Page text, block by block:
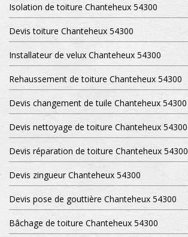
Isolation de toiture Chanteheux 54300
Devis toiture Chanteheux 54300
Installateur de velux Chanteheux 54300
Rehaussement de toiture Chanteheux 54300
Devis changement de tuile Chanteheux 54300
Devis nettoyage de toiture Chanteheux 54300
Devis réparation de toiture Chanteheux 54300
Devis zingueur Chanteheux 54300
Devis pose de gouttière Chanteheux 54300
Bâchage de toiture Chanteheux 54300